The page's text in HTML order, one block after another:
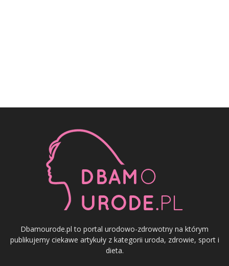
Dbamourode.pl to portal urodowo-zdrowotny na którym
publikujemy ciekawe artykuły z kategorii uroda, zdrowie, sport i
dieta.